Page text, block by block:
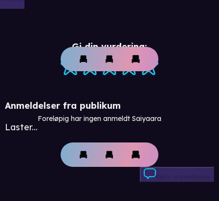
Gi din vurdering:
Anmeldelser fra publikum
Laster...
Foreløpig har ingen anmeldt Saiyaara
Skriv anmeldelse